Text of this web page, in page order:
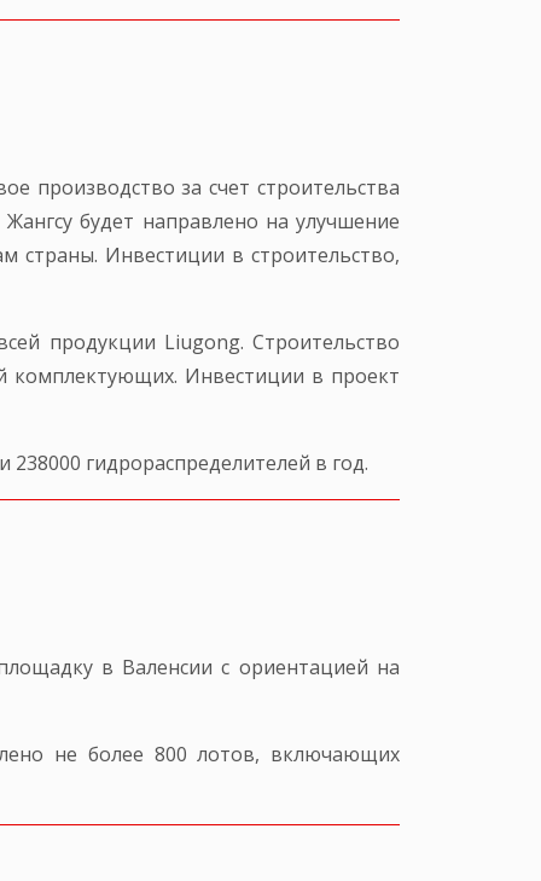
производство за счет строительства
будет направлено на улучшение
страны. Инвестиции в строительство,
продукции Liugong. Строительство
комплектующих. Инвестиции в проект
гидрораспределителей в год.
в Валенсии с ориентацией на
не более 800 лотов, включающих